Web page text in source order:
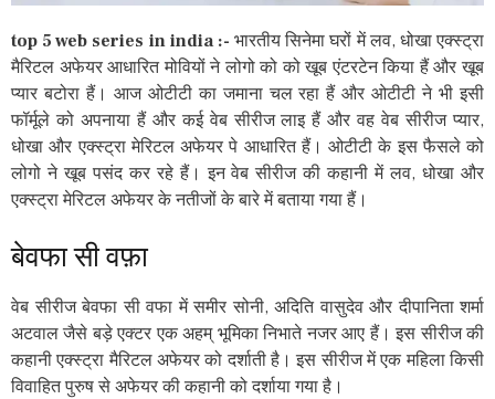
top 5 web series in india :- भारतीय सिनेमा घरों में लव, धोखा एक्स्ट्रा
मैरिटल अफेयर आधारित मोवियों ने लोगो को को खूब एंटरटेन किया हैं और खूब
प्यार बटोरा हैं। आज ओटीटी का जमाना चल रहा हैं और ओटीटी ने भी इसी
फॉर्मूले को अपनाया हैं और कई वेब सीरीज लाइ हैं और वह वेब सीरीज प्यार,
धोखा और एक्स्ट्रा मेरिटल अफेयर पे आधारित हैं। ओटीटी के इस फैसले को
लोगो ने खूब पसंद कर रहे हैं। इन वेब सीरीज की कहानी में लव, धोखा और
एक्स्ट्रा मेरिटल अफेयर के नतीजों के बारे में बताया गया हैं।
बेवफा सी वफ़ा
वेब सीरीज बेवफा सी वफा में समीर सोनी, अदिति वासुदेव और दीपानिता शर्मा
अटवाल जैसे बड़े एक्टर एक अहम् भूमिका निभाते नजर आए हैं। इस सीरीज की
कहानी एक्स्ट्रा मैरिटल अफेयर को दर्शाती है। इस सीरीज में एक महिला किसी
विवाहित पुरुष से अफेयर की कहानी को दर्शाया गया है।